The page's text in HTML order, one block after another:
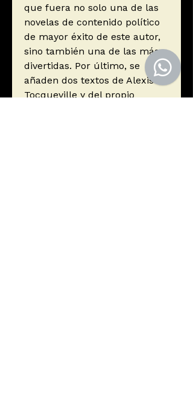
que fuera no solo una de las
novelas de contenido político
de mayor éxito de este autor,
sino también una de las más
divertidas. Por último, se
añaden dos textos de Alexis de
Tocqueville y del propio